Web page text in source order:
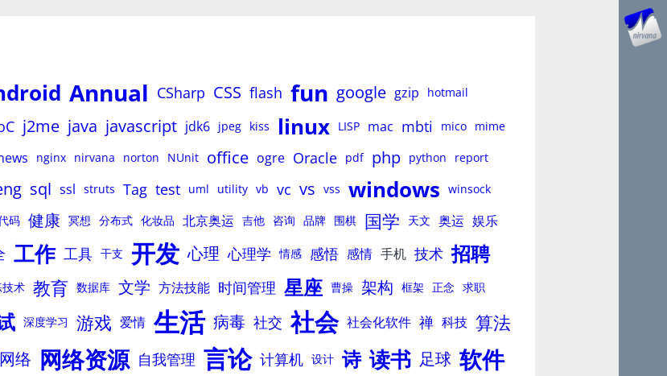
Annual CSharp CSS flash fun google gzip hotmail
j2me java javascript jdk6 jpeg kiss linux LISP mac mbti mico mime
nginx nirvana norton NUnit office ogre Oracle pdf php python report
sql ssl struts Tag test uml utility vb vc vs vss windows winsock
码 健康 冥想 分布式 化妆品 北京奥运 吉他 咨询 品牌 围棋 国学 天文 奥运 娱乐
工作 工具 干支 开发 心理 心理学 情感 感悟 感情 手机 技术 招聘
术 教育 数据库 文学 方法技能 时间管理 星座 曹操 架构 框架 正念 求职
深度学习 游戏 爱情 生活 病毒 社交 社会 社会化软件 禅 科技 算法
网络 网络资源 自我管理 言论 计算机 设计 诗 读书 足球 软件